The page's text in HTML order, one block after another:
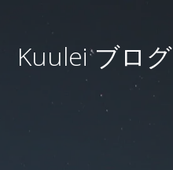
Kuulei ブログ